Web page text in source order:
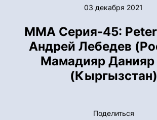
03 декабря 2021
ММА Серия-45: Peter
Андрей Лебедев
Мамадияр Данияр
(Кыргызстан)
Поделиться